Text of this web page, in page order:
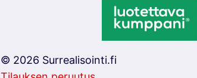
© 2026 Surrealisointi.fi